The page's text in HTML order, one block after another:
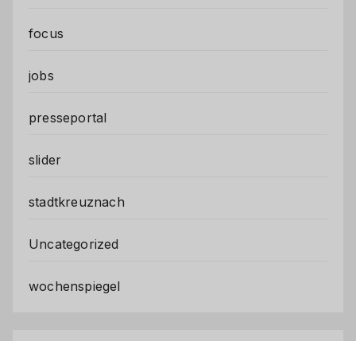
focus
jobs
presseportal
slider
stadtkreuznach
Uncategorized
wochenspiegel